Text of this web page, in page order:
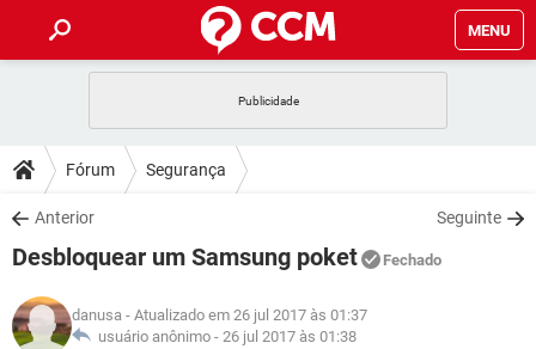
MENU
CELULAR
OUTLOOK
INSTAGRAM GMAIL
GUIA DE COMPRAS
DICAS
JOGOS
INSTAGRAM GMAIL
DOWNLOADS
JOGOS WHATSAPP
CELULAR
OUTLOOK EXCEL
JOGOS WHATSAPP
GLOSSÁRIO
Fórum Segurança
Anterior Seguinte
Desbloquear um Samsung poket Fechado
danusa - Atualizado em 26 jul 2017 às 01:37
usuário anônimo - 26 jul 2017 às 01:38